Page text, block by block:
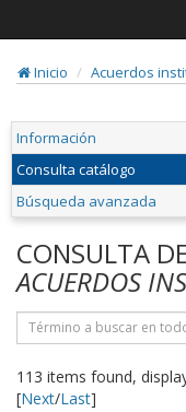
Inicio
Acuerdos
Información
Consulta catálogo
Búsqueda avanzada
CONSULTA
ACUERDOS
113 items found,
[Next/Last]